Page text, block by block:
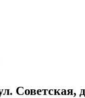
Советская,